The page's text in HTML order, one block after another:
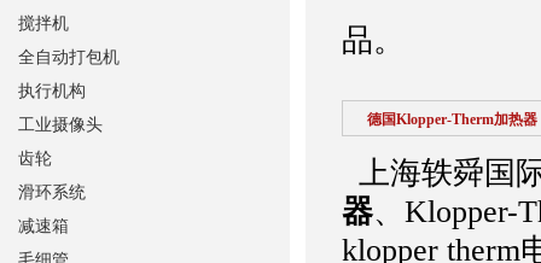
品。
德国Klopper-Therm加热器
上海轶舜国
器、Klopper-
klopper therm
搅拌机
全自动打包机
执行机构
工业摄像头
齿轮
滑环系统
减速箱